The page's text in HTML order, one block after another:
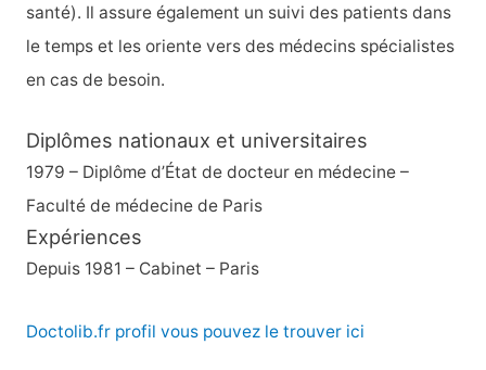
santé). Il assure également un suivi des patients dans
le temps et les oriente vers des médecins spécialistes
en cas de besoin.
Diplômes nationaux et universitaires
1979 – Diplôme d’État de docteur en médecine –
Faculté de médecine de Paris
Expériences
Depuis 1981 – Cabinet – Paris
Doctolib.fr profil vous pouvez le trouver ici